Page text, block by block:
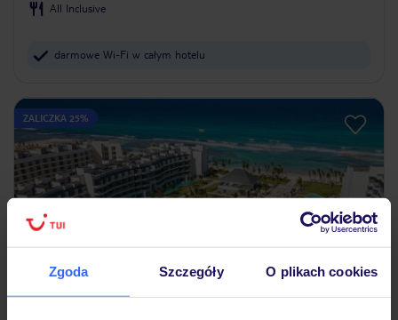
Zgoda Szczegóły O plikach cookies
All Inclusive
darmowe Wi-Fi w całym hotelu
ZALICZKA 25%